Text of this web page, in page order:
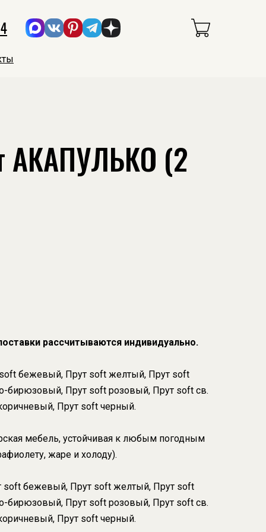
АКАПУЛЬКО (2
рассчитываются индивидуально.
бежевый, Прут soft желтый, Прут soft
бирюзовый, Прут soft розовый, Прут soft св.
Прут soft черный.
мебель, устойчивая к любым погодным
жаре и холоду).
soft бежевый, Прут soft желтый, Прут soft
бирюзовый, Прут soft розовый, Прут soft св.
Прут soft черный.